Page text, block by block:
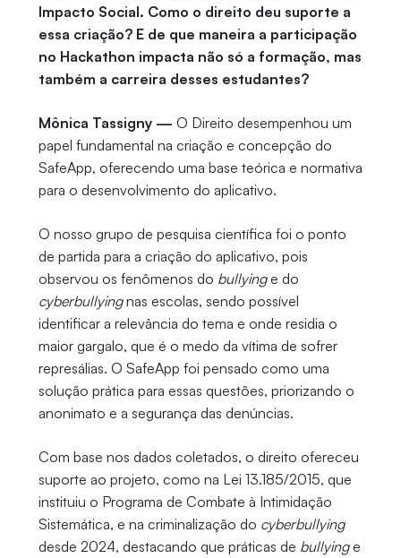
Impacto Social. Como o direito deu suporte a
essa criação? E de que maneira a participação
no Hackathon impacta não só a formação, mas
também a carreira desses estudantes?
Mônica Tassigny — O Direito desempenhou um
papel fundamental na criação e concepção do
SafeApp, oferecendo uma base teórica e normativa
para o desenvolvimento do aplicativo.
O nosso grupo de pesquisa científica foi o ponto
de partida para a criação do aplicativo, pois
observou os fenômenos do bullyinge do
cyberbullyingnas escolas, sendo possível
identificar a relevância do tema e onde residia o
maior gargalo, que é o medo da vítima de sofrer
represálias. O SafeApp foi pensado como uma
solução prática para essas questões, priorizando o
anonimato e a segurança das denúncias.
Com base nos dados coletados, o direito ofereceu
suporte ao projeto, como na Lei 13.185/2015, que
instituiu o Programa de Combate à Intimidação
Sistemática, e na criminalização do cyberbullying
desde 2024, destacando que práticas de bullyinge